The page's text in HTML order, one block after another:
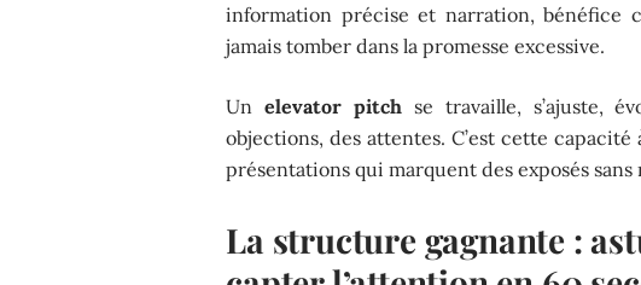
information précise et narration, bénéfice
jamais tomber dans la promesse excessive.
Unelevator pitchse travaille, s’ajuste,
objections, des attentes. C’est cette capacité
présentations qui marquent des exposés sans
La structure gagnante :